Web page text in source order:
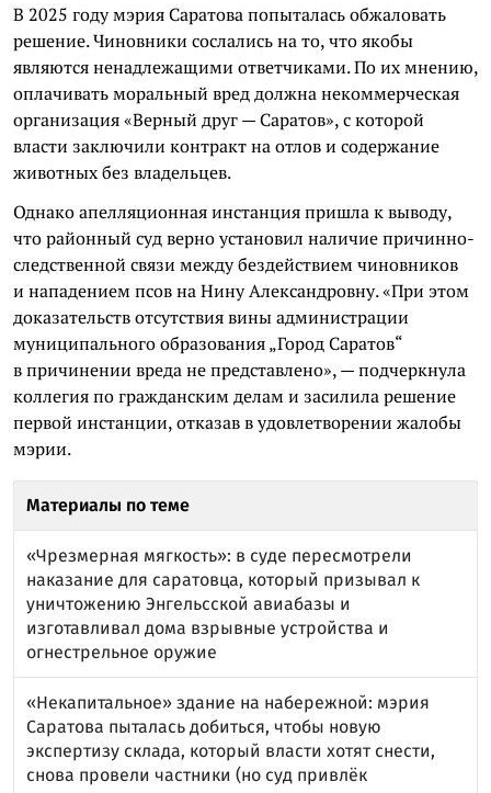
В 2025 году мэрия Саратова попыталась обжаловать
решение. Чиновники сослались на то, что якобы
являются ненадлежащими ответчиками. По их мнению,
оплачивать моральный вред должна некоммерческая
организация «Верный друг — Саратов», с которой
власти заключили контракт на отлов и содержание
животных без владельцев.
Однако апелляционная инстанция пришла к выводу,
что районный суд верно установил наличие причинно-
следственной связи между бездействием чиновников
и нападением псов на Нину Александровну. «При этом
доказательств отсутствия вины администрации
муниципального образования „Город Саратов“
в причинении вреда не представлено», — подчеркнула
коллегия по гражданским делам и засилила решение
первой инстанции, отказав в удовлетворении жалобы
мэрии.
Материалы по теме
«Чрезмерная мягкость»: в суде пересмотрели
наказание для саратовца, который призывал к
уничтожению Энгельсской авиабазы и
изготавливал дома взрывные устройства и
огнестрельное оружие
«Некапитальное» здание на набережной: мэрия
Саратова пыталась добиться, чтобы новую
экспертизу склада, который власти хотят снести,
снова провели частники (но суд привлёк